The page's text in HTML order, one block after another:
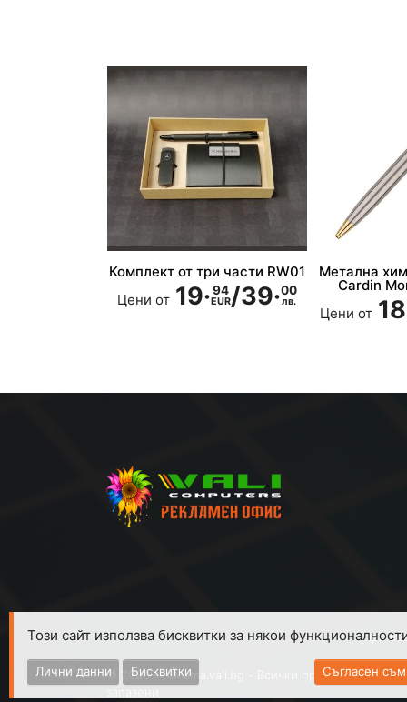
Комплект от три части RW01
Цени от 19·94
EUR/39·00
лв.
Метална
Cardin
Цени от
При
© 2026 - reklama.vali.bg - Всички права
Този сайт използва бисквитки за някои
Лични данни Бисквитки Съгласен съм